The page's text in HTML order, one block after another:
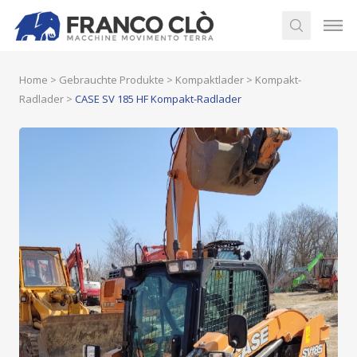
Home > Gebrauchte Produkte > Kompaktlader > Kompakt-
Radlader > CASE SV 185 HF Kompakt-Radlader